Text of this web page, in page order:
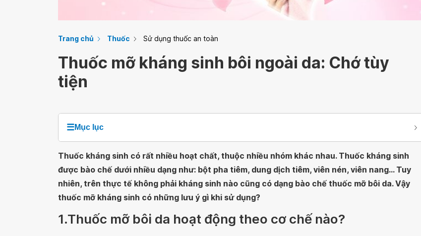
Trang chủ Thuốc Sử dụng thuốc an toàn
Thuốc mỡ kháng sinh bôi ngoài da: Chớ tùy
tiện
☰Mục lục
Thuốc kháng sinh có rất nhiều hoạt chất, thuộc nhiều nhóm khác nhau. Thuốc kháng sinh
được bào chế dưới nhiều dạng như: bột pha tiêm, dung dịch tiêm, viên nén, viên nang... Tuy
nhiên, trên thực tế không phải kháng sinh nào cũng có dạng bào chế thuốc mỡ bôi da. Vậy
thuốc mỡ kháng sinh có những lưu ý gì khi sử dụng?
1.Thuốc mỡ bôi da hoạt động theo cơ chế nào?